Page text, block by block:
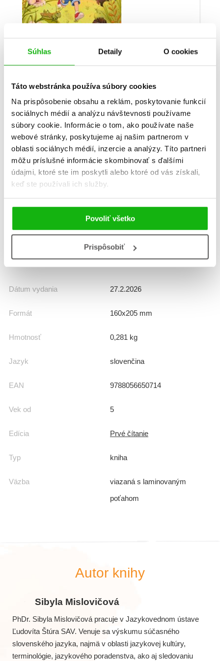
Súhlas Detaily O cookies
Táto webstránka používa súbory cookies
Na prispôsobenie obsahu a reklám, poskytovanie funkcií
sociálnych médií a analýzu návštevnosti používame
súbory cookie. Informácie o tom, ako používate naše
webové stránky, poskytujeme aj našim partnerom v
oblasti sociálnych médií, inzercie a analýzy. Títo partneri
môžu príslušné informácie skombinovať s ďalšími
údajmi, ktoré ste im poskytli alebo ktoré od vás získali,
keď ste používali ich služby.
Povoliť všetko
Prispôsobiť
Jana Hubová
Informácie
Žáner
slovenská tvorba
Počet strán 48
Ukážka.pdf
Dátum vydania 27.2.2026
Formát 160x205 mm
Hmotnosť 0,281 kg
Jazyk slovenčina
EAN 9788056650714
Vek od 5
Edícia Prvé čítanie
Typ kniha
Väzba
viazaná s laminovaným
poťahom
Autor knihy
Sibyla Mislovičová
PhDr. Sibyla Mislovičová pracuje v Jazykovednom ústave
Ľudovíta Štúra SAV. Venuje sa výskumu súčasného
slovenského jazyka, najmä v oblasti jazykovej kultúry,
terminológie, jazykového poradenstva, ako aj sledovaniu